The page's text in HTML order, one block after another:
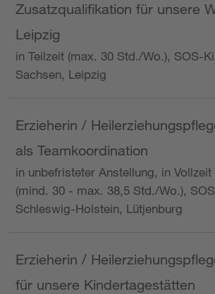
Zusatzqualifikation für unsere
Leipzig
in Teilzeit (max. 30 Std./Wo.), SOS-
Sachsen, Leipzig
Erzieherin /
als Teamkoordination
in unbefristeter Anstellung, in
(mind. 30 - max. 38,5 Std./Wo.),
Schleswig-Holstein, Lütjenburg
Erzieherin /
für unsere Kindertagestätten